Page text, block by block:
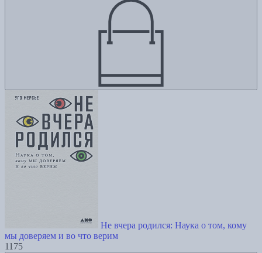
Не вчера родился: Наука о том, кому
мы доверяем и во что верим
1175